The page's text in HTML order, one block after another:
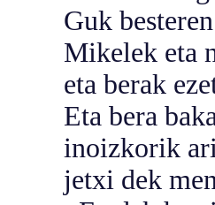
Guk besteren
Mikelek eta
eta berak
Eta bera
inoizkorik
jetxi dek